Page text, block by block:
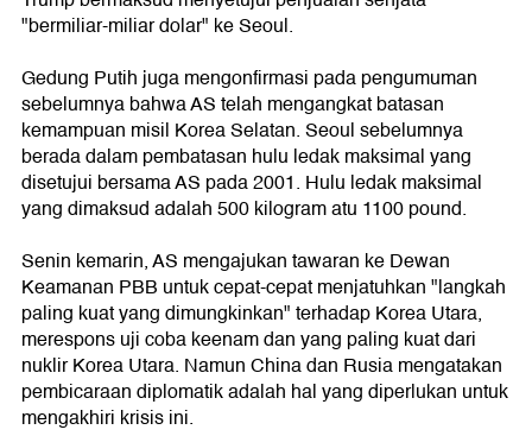
"bermiliar-miliar dolar" ke Seoul.
Gedung Putih juga mengonfirmasi pada pengumuman
sebelumnya bahwa AS telah mengangkat batasan
kemampuan misil Korea Selatan. Seoul sebelumnya
berada dalam pembatasan hulu ledak maksimal yang
disetujui bersama AS pada 2001. Hulu ledak maksimal
yang dimaksud adalah 500 kilogram atu 1100 pound.
Senin kemarin, AS mengajukan tawaran ke Dewan
Keamanan PBB untuk cepat-cepat menjatuhkan "langkah
paling kuat yang dimungkinkan" terhadap Korea Utara,
merespons uji coba keenam dan yang paling kuat dari
nuklir Korea Utara. Namun China dan Rusia mengatakan
pembicaraan diplomatik adalah hal yang diperlukan untuk
mengakhiri krisis ini.